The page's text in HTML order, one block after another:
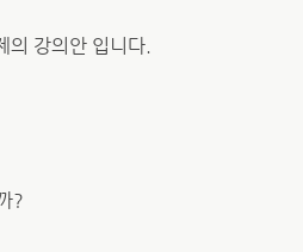
의 강의안 입니다.
?